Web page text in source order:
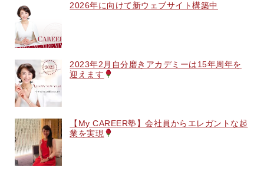
2026年に向けて新ウェブサイト構築中
2023年2月自分磨きアカデミーは15年周年を
迎えます
【My CAREER塾】会社員からエレガントな起
業を実現